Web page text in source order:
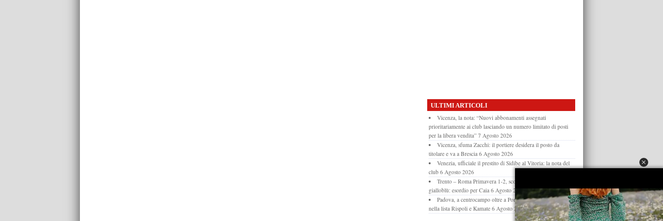
ULTIMI ARTICOLI
Vicenza, la nota: “Nuovi abbonamenti assegnati
prioritariamente ai club lasciando un numero limitato di posti
per la libera vendita” 7 Agosto 2026
Vicenza, sfuma Zacchi: il portiere desidera il posto da
titolare e va a Brescia 6 Agosto 2026
Venezia, ufficiale il prestito di Sidibe al Vitoria: la nota del
club 6 Agosto 2026
Trento – Roma Primavera 1-2, sconfitta in amichevole per i
gialloblù: esordio per Caia 6 Agosto 2026
Padova, a centrocampo oltre a Pompetti arriverà un under:
nella lista Rispoli e Kamate 6 Agosto 2026